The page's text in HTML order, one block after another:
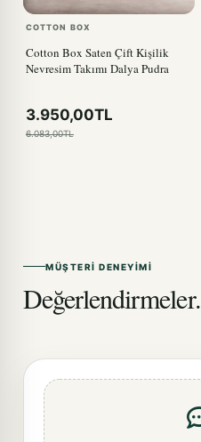
COTTON BOX
Cotton Box Saten Çift Kişilik
Nevresim Takımı Dalya Pudra
3.950,00TL
6.083,00TL
MÜŞTERI DENEYIMI
Değerlendirmeler.